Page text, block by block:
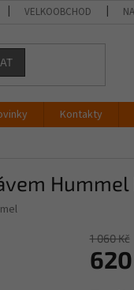
VELKOOBCHOD
Kontakty
Hummel
1 060 Kč